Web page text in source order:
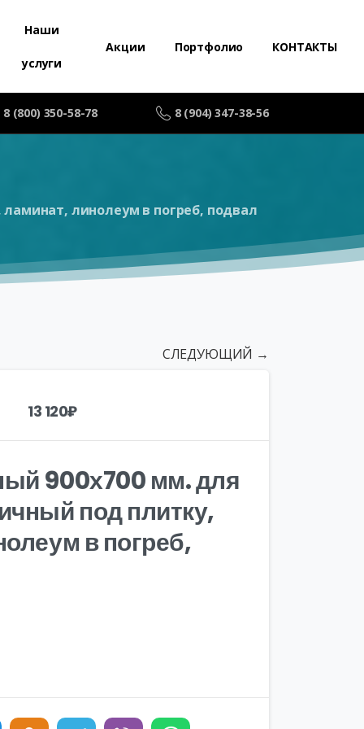
Наши
услуги
Акции Портфолио КОНТАКТЫ
8 (800) 350-58-78 8 (904) 347-38-56
линолеум в погреб, подвал
СЛЕДУЮЩИЙ →
13 120₽
900х700 мм. для
под плитку,
в погреб,